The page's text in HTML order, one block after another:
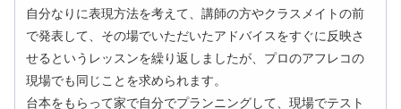
自分なりに表現方法を考えて、講師の方やクラスメイトの前
で発表して、その場でいただいたアドバイスをすぐに反映さ
せるというレッスンを繰り返しましたが、プロのアフレコの
現場でも同じことを求められます。
台本をもらって家で自分でプランニングして、現場でテスト